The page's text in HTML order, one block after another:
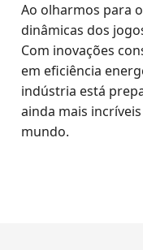
Ao olharmos para
dinâmicas dos
Com inovações
em eficiência
indústria está
ainda mais
mundo.